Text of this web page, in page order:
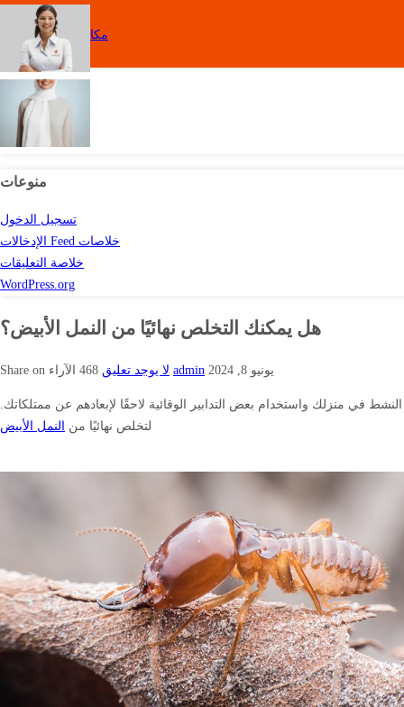
مكافحة البراغيث
مكافحة النمل الأبيض
مكافحة السوس
منوعات
تسجيل الدخول
خلاصات Feed الإدخالات
خلاصة التعليقات
WordPress.org
هل يمكنك التخلص نهائيًا من النمل الأبيض؟
يونيو 8, 2024 admin لا يوجد تعليق 468 الآراء Share on
في منزلك واستخدام بعض التدابير الوقائية لاحقًا لإبعادهم عن ممتلكاتك.
لتخلص نهائيًا من
النمل الأبيض